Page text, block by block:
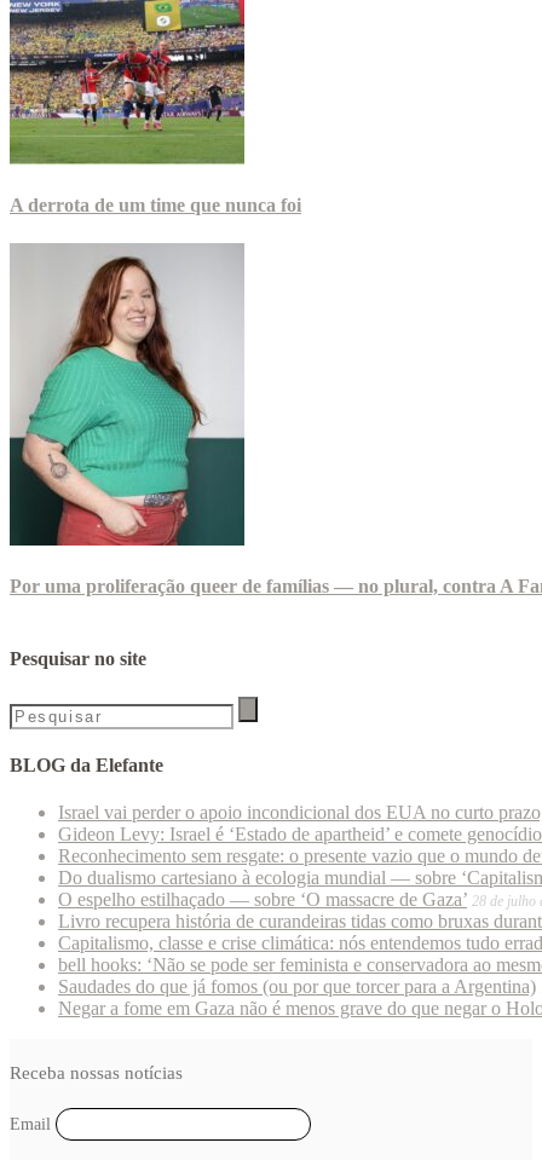
A derrota de um time que nunca foi
Por uma proliferação queer de famílias — no plural, contra A
Pesquisar no site
BLOG da Elefante
Israel vai perder o apoio incondicional dos EUA no curto
Gideon Levy: Israel é ‘Estado de apartheid’ e comete
Reconhecimento sem resgate: o presente vazio que o mundo
Do dualismo cartesiano à ecologia mundial — sobre
O espelho estilhaçado — sobre ‘O massacre de Gaza’ 28 de julho
Livro recupera história de curandeiras tidas como bruxas
Capitalismo, classe e crise climática: nós entendemos tudo
bell hooks: ‘Não se pode ser feminista e conservadora ao
Saudades do que já fomos (ou por que torcer para a Argentina)
Negar a fome em Gaza não é menos grave do que negar o
Receba nossas notícias
Email